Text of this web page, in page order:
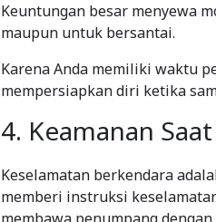
Keuntungan besar menyewa
maupun untuk bersantai.
Karena Anda memiliki waktu
mempersiapkan diri ketika
4. Keamanan
Keselamatan berkendara
memberi instruksi